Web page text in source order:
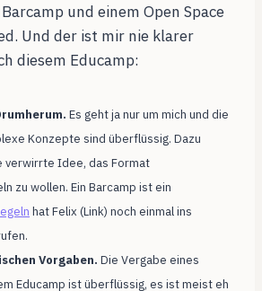
und einem Open Space
Und der ist mir nie klarer
diesem Educamp:
Es geht ja nur um mich und die
Konzepte sind überflüssig. Dazu
verwirrte Idee, das Format
zu wollen. Ein Barcamp ist ein
hat Felix (Link) noch einmal ins
Vorgaben. Die Vergabe eines
Educamp ist überflüssig, es ist meist eh